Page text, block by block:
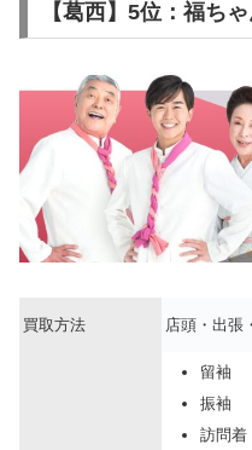
【葛西】5位：福ち
買取方法 店頭・出張
留袖
振袖
訪問着